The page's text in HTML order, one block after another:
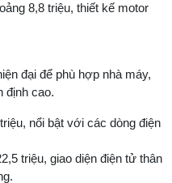
8,8 triệu, thiết kế motor
đại để phù hợp nhà máy,
định cao.
nổi bật với các dòng điện
triệu, giao diện điện tử thân